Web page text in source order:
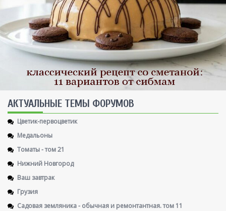
AКТУАЛЬНЫЕ ТЕМЫ ФОРУМОВ
Цветик-первоцветик
Медальоны
Томаты - том 21
Нижний Новгород
Ваш завтрак
Грузия
Садовая земляника - обычная и ремонтантная. том 11